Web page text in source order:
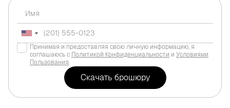
Принимая и предоставляя свою личную информацию, я
соглашаюсь с Политикой Конфиденциальности и Условиями
Пользования.